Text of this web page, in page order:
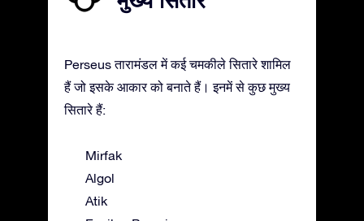
Perseus तारामंडल में कई चमकीले सितारे शामिल
हैं जो इसके आकार को बनाते हैं। इनमें से कुछ मुख्य
सितारे हैं:
Mirfak
Algol
Atik